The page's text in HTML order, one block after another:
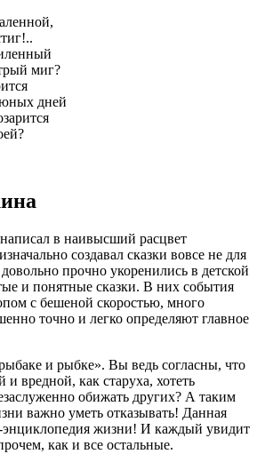
миг?
дней
в наивысший расцвет
создавал сказки вовсе не для
прочно укоренились в детской
и понятные сказки. В них события
с бешеной скоростью, много
точно и легко определяют главное
и рыбке». Вы ведь согласны, что
и вредной, как старуха, хотеть
обижать других? А таким
важно уметь отказывать! Данная
энциклопедия жизни! И каждый увидит
как и все остальные.